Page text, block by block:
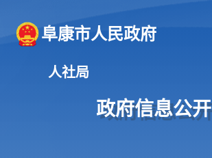
阜康市人民政府
人社局
政府信息公开